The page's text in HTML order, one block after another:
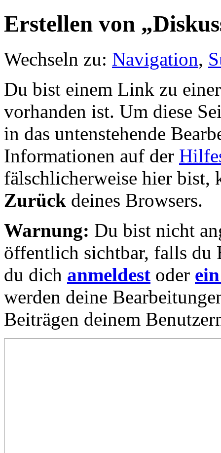
Erstellen von
Wechseln zu: Navigation,
Du bist einem Link zu
vorhanden ist. Um diese
in das untenstehende
Informationen auf der
fälschlicherweise hier bist,
Zurück deines Browsers.
Warnung: Du bist nicht
öffentlich sichtbar, falls du
du dich anmeldest oder
werden deine
Beiträgen deinem